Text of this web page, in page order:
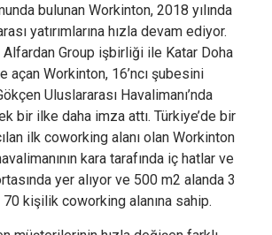
bulunan Workinton, 2018 yılında
yatırımlarına hızla devam ediyor.
Alfardan Group işbirliği ile Katar Doha
açan Workinton, 16’ncı şubesini
Uluslararası Havalimanı’nda
bir ilke daha imza attı. Türkiye’de bir
ilk coworking alanı olan Workinton
kara tarafında iç hatlar ve
yer alıyor ve 500 m2 alanda 3
70 kişilik coworking alanına sahip.